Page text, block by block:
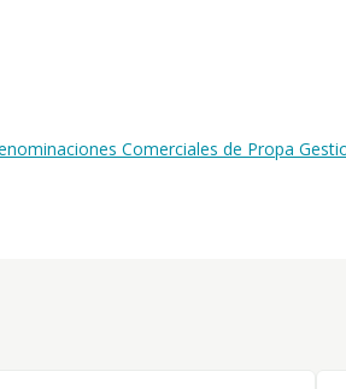
Comerciales de Propa